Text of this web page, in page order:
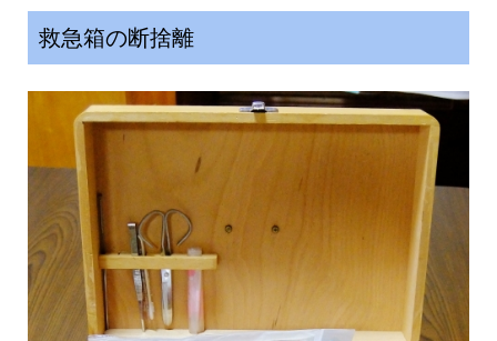
救急箱の断捨離